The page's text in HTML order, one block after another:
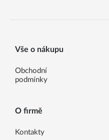
Vše o nákupu
Obchodní
podmínky
O firmě
Kontakty